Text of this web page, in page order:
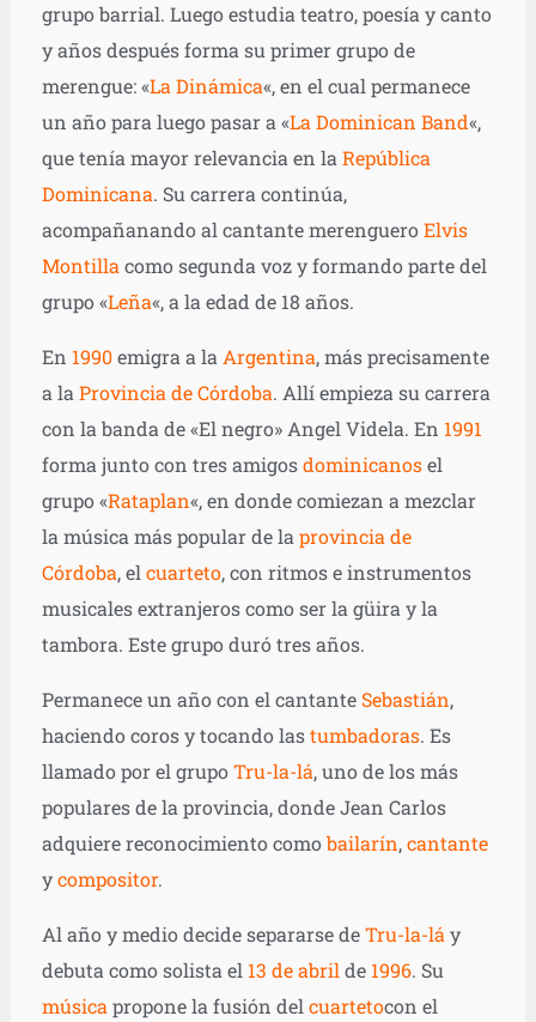
grupo barrial. Luego estudia teatro, poesía y canto
y años después forma su primer grupo de
merengue: «La Dinámica«, en el cual permanece
un año para luego pasar a «La Dominican Band«,
que tenía mayor relevancia en laRepública
Dominicana. Su carrera continúa,
acompañanando al cantante merengueroElvis
Montillacomo segunda voz y formando parte del
grupo «Leña«, a la edad de 18 años.
En 1990emigra a laArgentina, más precisamente
a laProvincia de Córdoba. Allí empieza su carrera
con la banda de «El negro» Angel Videla. En 1991
forma junto con tres amigosdominicanosel
grupo «Rataplan«, en donde comiezan a mezclar
la música más popular de laprovincia de
Córdoba, elcuarteto, con ritmos e instrumentos
musicales extranjeros como ser la güira y la
tambora. Este grupo duró tres años.
Permanece un año con el cantanteSebastián,
haciendo coros y tocando lastumbadoras. Es
llamado por el grupoTru-la-lá, uno de los más
populares de la provincia, donde Jean Carlos
adquiere reconocimiento comobailarín,cantante
ycompositor.
Al año y medio decide separarse deTru-la-láy
debuta como solista el 13 de abrilde 1996. Su
músicapropone la fusión delcuartetocon el